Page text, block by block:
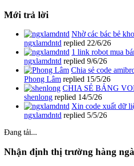
Mới trả lời
Nhờ các bác bẻ
ngxlamdntd replied 22/6/26
1 link robot mua
ngxlamdntd replied 9/6/26
Chia sẻ code
Phong Lâm replied 15/5/26
CHIA SẺ BẢNG
shenlong replied 14/5/26
Xin code xuất dữ
ngxlamdntd replied 5/5/26
Đang tải...
Nhận định thị trường hàng